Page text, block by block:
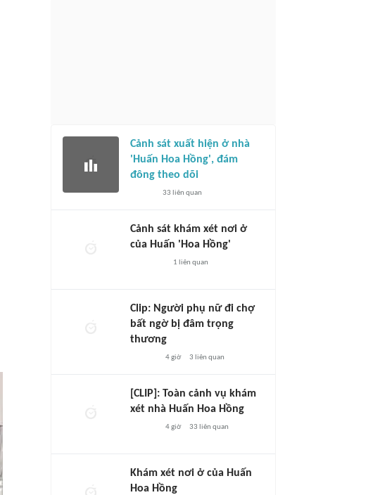
Cảnh sát xuất hiện ở nhà
'Huấn Hoa Hồng', đám
đông theo dõi
33 liên quan
Cảnh sát khám xét nơi ở
của Huấn 'Hoa Hồng'
1 liên quan
Clip: Người phụ nữ đi chợ
bất ngờ bị đâm trọng
thương
4 giờ 3 liên quan
[CLIP]: Toàn cảnh vụ khám
xét nhà Huấn Hoa Hồng
4 giờ 33 liên quan
Khám xét nơi ở của Huấn
Hoa Hồng